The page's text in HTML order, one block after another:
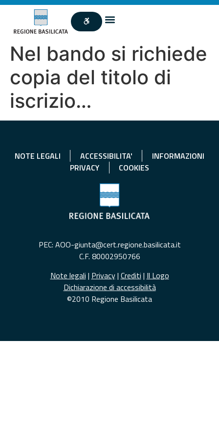
Nel bando si richiede
copia del titolo di
iscrizio…
NOTE LEGALI ACCESSIBILITA'
INFORMAZIONI
PRIVACY
COOKIES
PEC: AOO-giunta@cert.regione.basilicata.it
C.F. 80002950766
Note legali | Privacy| Crediti | Il Logo
Dichiarazione di accessibilità
©2010 Regione Basilicata